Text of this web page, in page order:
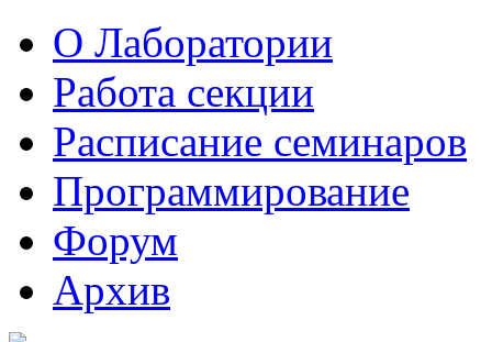
О Лаборатории
Работа секции
Расписание семинаров
Программирование
Форум
Архив